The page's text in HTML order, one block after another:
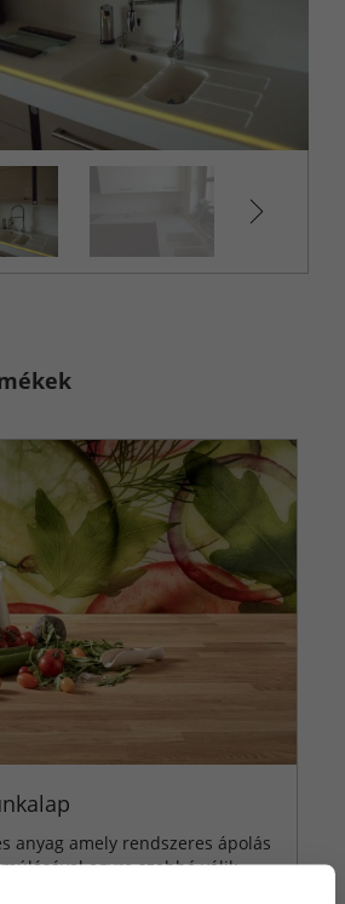
anyag amely rendszeres ápolás
egyre szebbé válik.